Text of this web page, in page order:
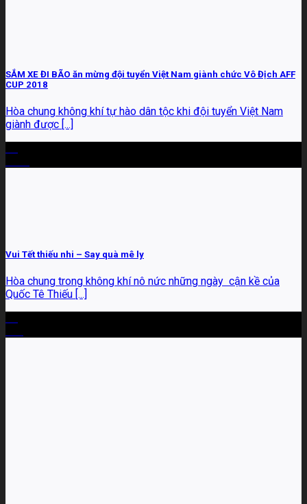
SẮM XE ĐI BÃO ăn mừng đội tuyển Việt Nam giành chức Vô Địch AFF
CUP 2018
Hòa chung không khí tự hào dân tộc khi đội tuyển Việt Nam
giành được [...]
Vui Tết thiếu nhi – Say quà mê ly
Hòa chung trong không khí nô nức những ngày cận kề của
Quốc Tê Thiếu [...]